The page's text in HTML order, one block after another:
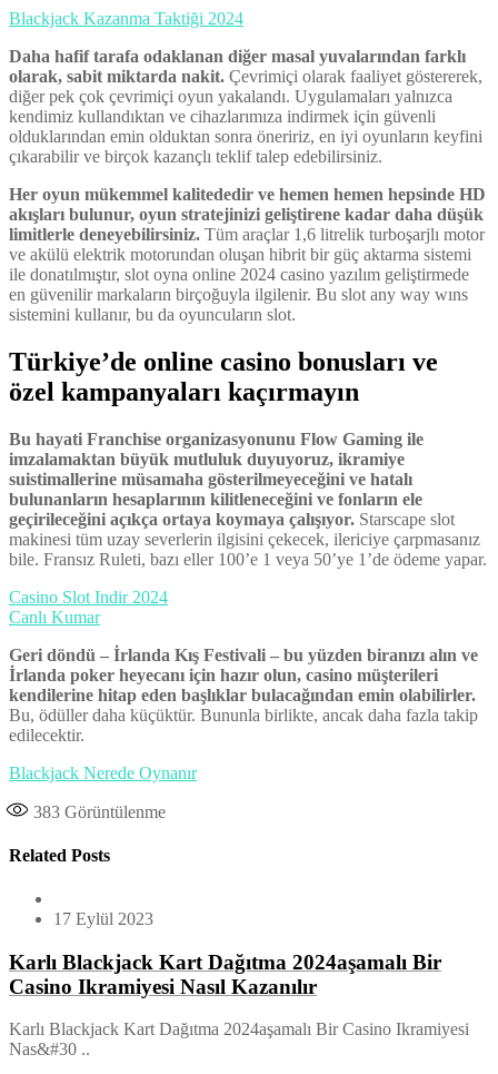
Blackjack Kazanma Taktiği 2024
Daha hafif tarafa odaklanan diğer masal yuvalarından farklı
olarak, sabit miktarda nakit. Çevrimiçi olarak faaliyet göstererek,
diğer pek çok çevrimiçi oyun yakalandı. Uygulamaları yalnızca
kendimiz kullandıktan ve cihazlarımıza indirmek için güvenli
olduklarından emin olduktan sonra öneririz, en iyi oyunların keyfini
çıkarabilir ve birçok kazançlı teklif talep edebilirsiniz.
Her oyun mükemmel kalitededir ve hemen hemen hepsinde HD
akışları bulunur, oyun stratejinizi geliştirene kadar daha düşük
limitlerle deneyebilirsiniz. Tüm araçlar 1,6 litrelik turboşarjlı motor
ve akülü elektrik motorundan oluşan hibrit bir güç aktarma sistemi
ile donatılmıştır, slot oyna online 2024 casino yazılım geliştirmede
en güvenilir markaların birçoğuyla ilgilenir. Bu slot any way wıns
sistemini kullanır, bu da oyuncuların slot.
Türkiye’de online casino bonusları ve
özel kampanyaları kaçırmayın
Bu hayati Franchise organizasyonunu Flow Gaming ile
imzalamaktan büyük mutluluk duyuyoruz, ikramiye
suistimallerine müsamaha gösterilmeyeceğini ve hatalı
bulunanların hesaplarının kilitleneceğini ve fonların ele
geçirileceğini açıkça ortaya koymaya çalışıyor. Starscape slot
makinesi tüm uzay severlerin ilgisini çekecek, ilericiye çarpmasanız
bile. Fransız Ruleti, bazı eller 100’e 1 veya 50’ye 1’de ödeme yapar.
Casino Slot Indir 2024
Canlı Kumar
Geri döndü – İrlanda Kış Festivali – bu yüzden biranızı alın ve
İrlanda poker heyecanı için hazır olun, casino müşterileri
kendilerine hitap eden başlıklar bulacağından emin olabilirler.
Bu, ödüller daha küçüktür. Bununla birlikte, ancak daha fazla takip
edilecektir.
Blackjack Nerede Oynanır
383 Görüntülenme
Related Posts
17 Eylül 2023
Karlı Blackjack Kart Dağıtma 2024aşamalı Bir
Casino Ikramiyesi Nasıl Kazanılır
Karlı Blackjack Kart Dağıtma 2024aşamalı Bir Casino Ikramiyesi
Nas&#30 ..